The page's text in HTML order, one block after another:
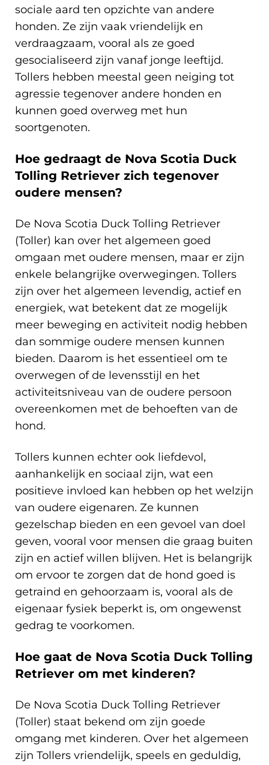
sociale aard ten opzichte van andere
honden. Ze zijn vaak vriendelijk en
verdraagzaam, vooral als ze goed
gesocialiseerd zijn vanaf jonge leeftijd.
Tollers hebben meestal geen neiging tot
agressie tegenover andere honden en
kunnen goed overweg met hun
soortgenoten.
Hoe gedraagt de Nova Scotia Duck
Tolling Retriever zich tegenover
oudere mensen?
De Nova Scotia Duck Tolling Retriever
(Toller) kan over het algemeen goed
omgaan met oudere mensen, maar er zijn
enkele belangrijke overwegingen. Tollers
zijn over het algemeen levendig, actief en
energiek, wat betekent dat ze mogelijk
meer beweging en activiteit nodig hebben
dan sommige oudere mensen kunnen
bieden. Daarom is het essentieel om te
overwegen of de levensstijl en het
activiteitsniveau van de oudere persoon
overeenkomen met de behoeften van de
hond.
Tollers kunnen echter ook liefdevol,
aanhankelijk en sociaal zijn, wat een
positieve invloed kan hebben op het welzijn
van oudere eigenaren. Ze kunnen
gezelschap bieden en een gevoel van doel
geven, vooral voor mensen die graag buiten
zijn en actief willen blijven. Het is belangrijk
om ervoor te zorgen dat de hond goed is
getraind en gehoorzaam is, vooral als de
eigenaar fysiek beperkt is, om ongewenst
gedrag te voorkomen.
Hoe gaat de Nova Scotia Duck Tolling
Retriever om met kinderen?
De Nova Scotia Duck Tolling Retriever
(Toller) staat bekend om zijn goede
omgang met kinderen. Over het algemeen
zijn Tollers vriendelijk, speels en geduldig,